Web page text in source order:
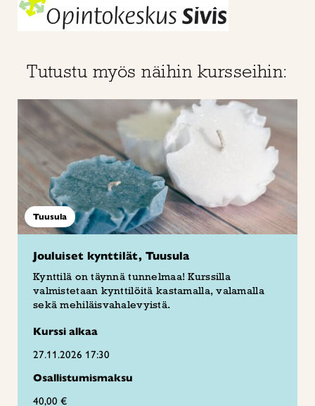
Tutustu myös näihin kursseihin:
Tuusula
Jouluiset kynttilät, Tuusula
Kynttilä on täynnä tunnelmaa! Kurssilla
valmistetaan kynttilöitä kastamalla, valamalla
sekä mehiläisvahalevyistä.
Kurssi alkaa
27.11.2026 17:30
Osallistumismaksu
40,00 €